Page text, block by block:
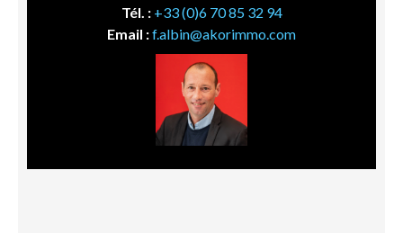
Tél. : +33 (0)6 70 85 32 94
Email :f.albin@akorimmo.com